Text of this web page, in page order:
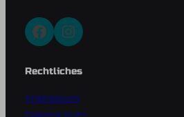
Facebook Instagram
Rechtliches
Impressum